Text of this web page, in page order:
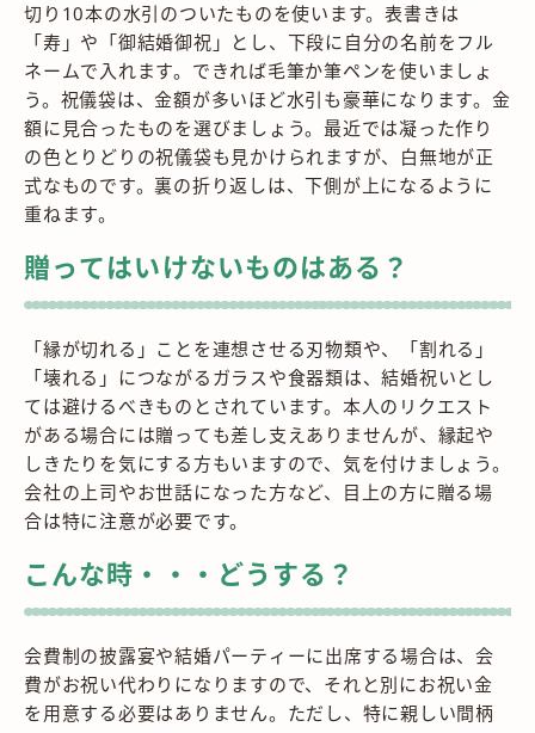
切り10本の水引のついたものを使います。表書きは
「寿」や「御結婚御祝」とし、下段に自分の名前をフル
ネームで入れます。できれば毛筆か筆ペンを使いましょ
う。祝儀袋は、金額が多いほど水引も豪華になります。金
額に見合ったものを選びましょう。最近では凝った作り
の色とりどりの祝儀袋も見かけられますが、白無地が正
式なものです。裏の折り返しは、下側が上になるように
重ねます。
贈ってはいけないものはある？
「縁が切れる」ことを連想させる刃物類や、「割れる」
「壊れる」につながるガラスや食器類は、結婚祝いとし
ては避けるべきものとされています。本人のリクエスト
がある場合には贈っても差し支えありませんが、縁起や
しきたりを気にする方もいますので、気を付けましょう。
会社の上司やお世話になった方など、目上の方に贈る場
合は特に注意が必要です。
こんな時・・・どうする？
会費制の披露宴や結婚パーティーに出席する場合は、会
費がお祝い代わりになりますので、それと別にお祝い金
を用意する必要はありません。ただし、特に親しい間柄